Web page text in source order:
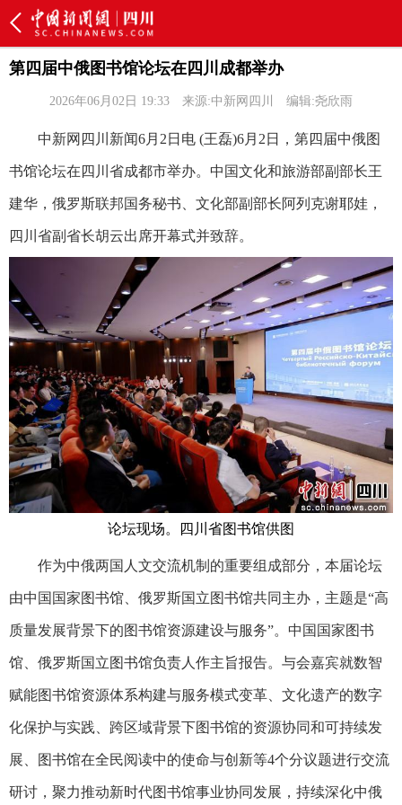
第四届中俄图书馆论坛在四川成都举办
2026年06月02日 19:33 来源:中新网四川 编辑:尧欣雨
中新网四川新闻6月2日电 (王磊)6月2日，第四届中俄图
书馆论坛在四川省成都市举办。中国文化和旅游部副部长王
建华，俄罗斯联邦国务秘书、文化部副部长阿列克谢耶娃，
四川省副省长胡云出席开幕式并致辞。
论坛现场。四川省图书馆供图
作为中俄两国人文交流机制的重要组成部分，本届论坛
由中国国家图书馆、俄罗斯国立图书馆共同主办，主题是“高
质量发展背景下的图书馆资源建设与服务”。中国国家图书
馆、俄罗斯国立图书馆负责人作主旨报告。与会嘉宾就数智
赋能图书馆资源体系构建与服务模式变革、文化遗产的数字
化保护与实践、跨区域背景下图书馆的资源协同和可持续发
展、图书馆在全民阅读中的使命与创新等4个分议题进行交流
研讨，聚力推动新时代图书馆事业协同发展，持续深化中俄